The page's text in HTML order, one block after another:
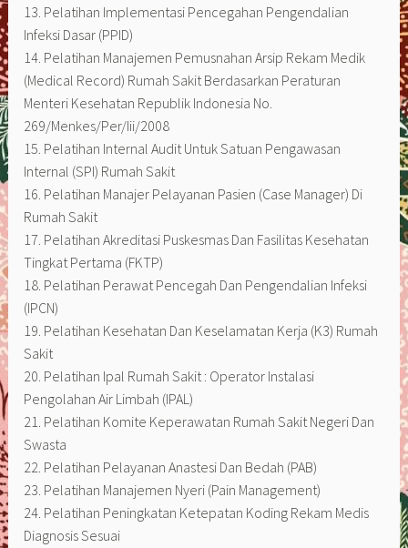
13. Pelatihan Implementasi Pencegahan Pengendalian
Infeksi Dasar (PPID)
14. Pelatihan Manajemen Pemusnahan Arsip Rekam Medik
(Medical Record) Rumah Sakit Berdasarkan Peraturan
Menteri Kesehatan Republik Indonesia No.
269/Menkes/Per/Iii/2008
15. Pelatihan Internal Audit Untuk Satuan Pengawasan
Internal (SPI) Rumah Sakit
16. Pelatihan Manajer Pelayanan Pasien (Case Manager) Di
Rumah Sakit
17. Pelatihan Akreditasi Puskesmas Dan Fasilitas Kesehatan
Tingkat Pertama (FKTP)
18. Pelatihan Perawat Pencegah Dan Pengendalian Infeksi
(IPCN)
19. Pelatihan Kesehatan Dan Keselamatan Kerja (K3) Rumah
Sakit
20. Pelatihan Ipal Rumah Sakit : Operator Instalasi
Pengolahan Air Limbah (IPAL)
21. Pelatihan Komite Keperawatan Rumah Sakit Negeri Dan
Swasta
22. Pelatihan Pelayanan Anastesi Dan Bedah (PAB)
23. Pelatihan Manajemen Nyeri (Pain Management)
24. Pelatihan Peningkatan Ketepatan Koding Rekam Medis
Diagnosis Sesuai